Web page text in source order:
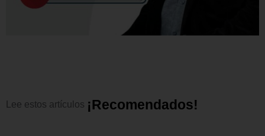
Lee estos artículos ¡Recomendados!